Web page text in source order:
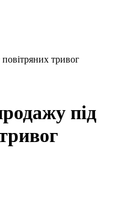
під